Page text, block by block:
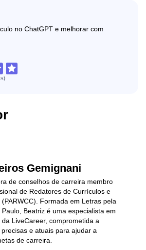
no ChatGPT e melhorar com
)
Gemignani
de conselhos de carreira membro
de Redatores de Currículos e
Formada em Letras pela
Beatriz é uma especialista em
LiveCareer, comprometida a
e atuais para ajudar a
de carreira.